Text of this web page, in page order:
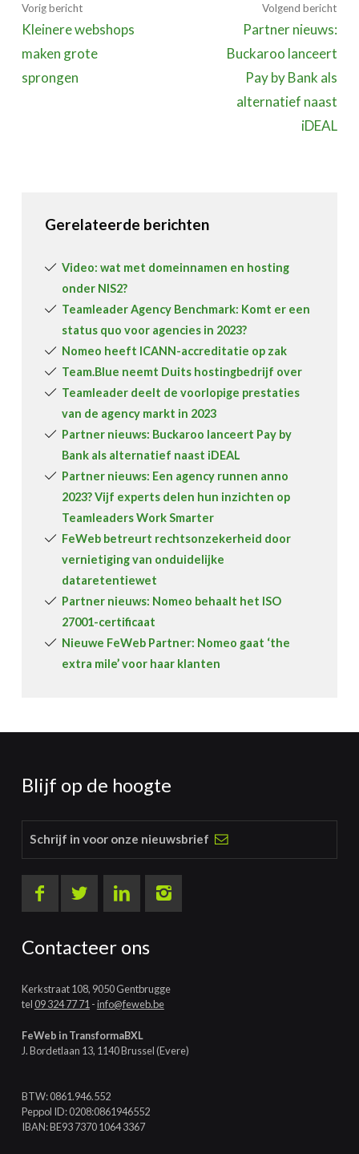
Vorig bericht
Kleinere webshops
maken grote
sprongen
Volgend bericht
Partner nieuws:
Buckaroo lanceert
Pay by Bank als
alternatief naast
iDEAL
Gerelateerde berichten
Video: wat met domeinnamen en hosting
onder NIS2?
Teamleader Agency Benchmark: Komt er een
status quo voor agencies in 2023?
Nomeo heeft ICANN-accreditatie op zak
Team.Blue neemt Duits hostingbedrijf over
Teamleader deelt de voorlopige prestaties
van de agency markt in 2023
Partner nieuws: Buckaroo lanceert Pay by
Bank als alternatief naast iDEAL
Partner nieuws: Een agency runnen anno
2023? Vijf experts delen hun inzichten op
Teamleaders Work Smarter
FeWeb betreurt rechtsonzekerheid door
vernietiging van onduidelijke
dataretentiewet
Partner nieuws: Nomeo behaalt het ISO
27001-certificaat
Nieuwe FeWeb Partner: Nomeo gaat ‘the
extra mile’ voor haar klanten
Blijf op de hoogte
Schrijf in voor onze nieuwsbrief
Contacteer ons
Kerkstraat 108, 9050 Gentbrugge
tel09 324 77 71-info@feweb.be
FeWeb in TransformaBXL
J. Bordetlaan 13, 1140 Brussel (Evere)
BTW: 0861.946.552
Peppol ID: 0208:0861946552
IBAN: BE93 7370 1064 3367